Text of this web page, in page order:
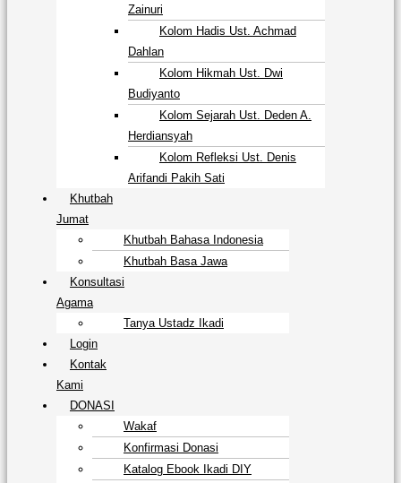
Zainuri
Kolom Hadis Ust. Achmad
Dahlan
Kolom Hikmah Ust. Dwi
Budiyanto
Kolom Sejarah Ust. Deden A.
Herdiansyah
Kolom Refleksi Ust. Denis
Arifandi Pakih Sati
Khutbah
Jumat
Khutbah Bahasa Indonesia
Khutbah Basa Jawa
Konsultasi
Agama
Tanya Ustadz Ikadi
Login
Kontak
Kami
DONASI
Wakaf
Konfirmasi Donasi
Katalog Ebook Ikadi DIY